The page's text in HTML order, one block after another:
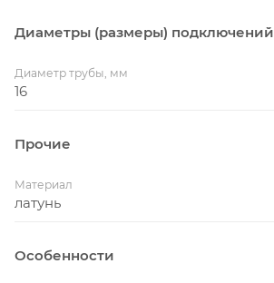
Диаметры (размеры) подключений
Диаметр трубы, мм
16
Прочие
Материал
латунь
Особенности